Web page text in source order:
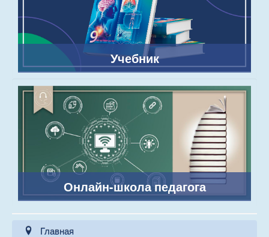
Учебник
Онлайн-школа педагога
Главная